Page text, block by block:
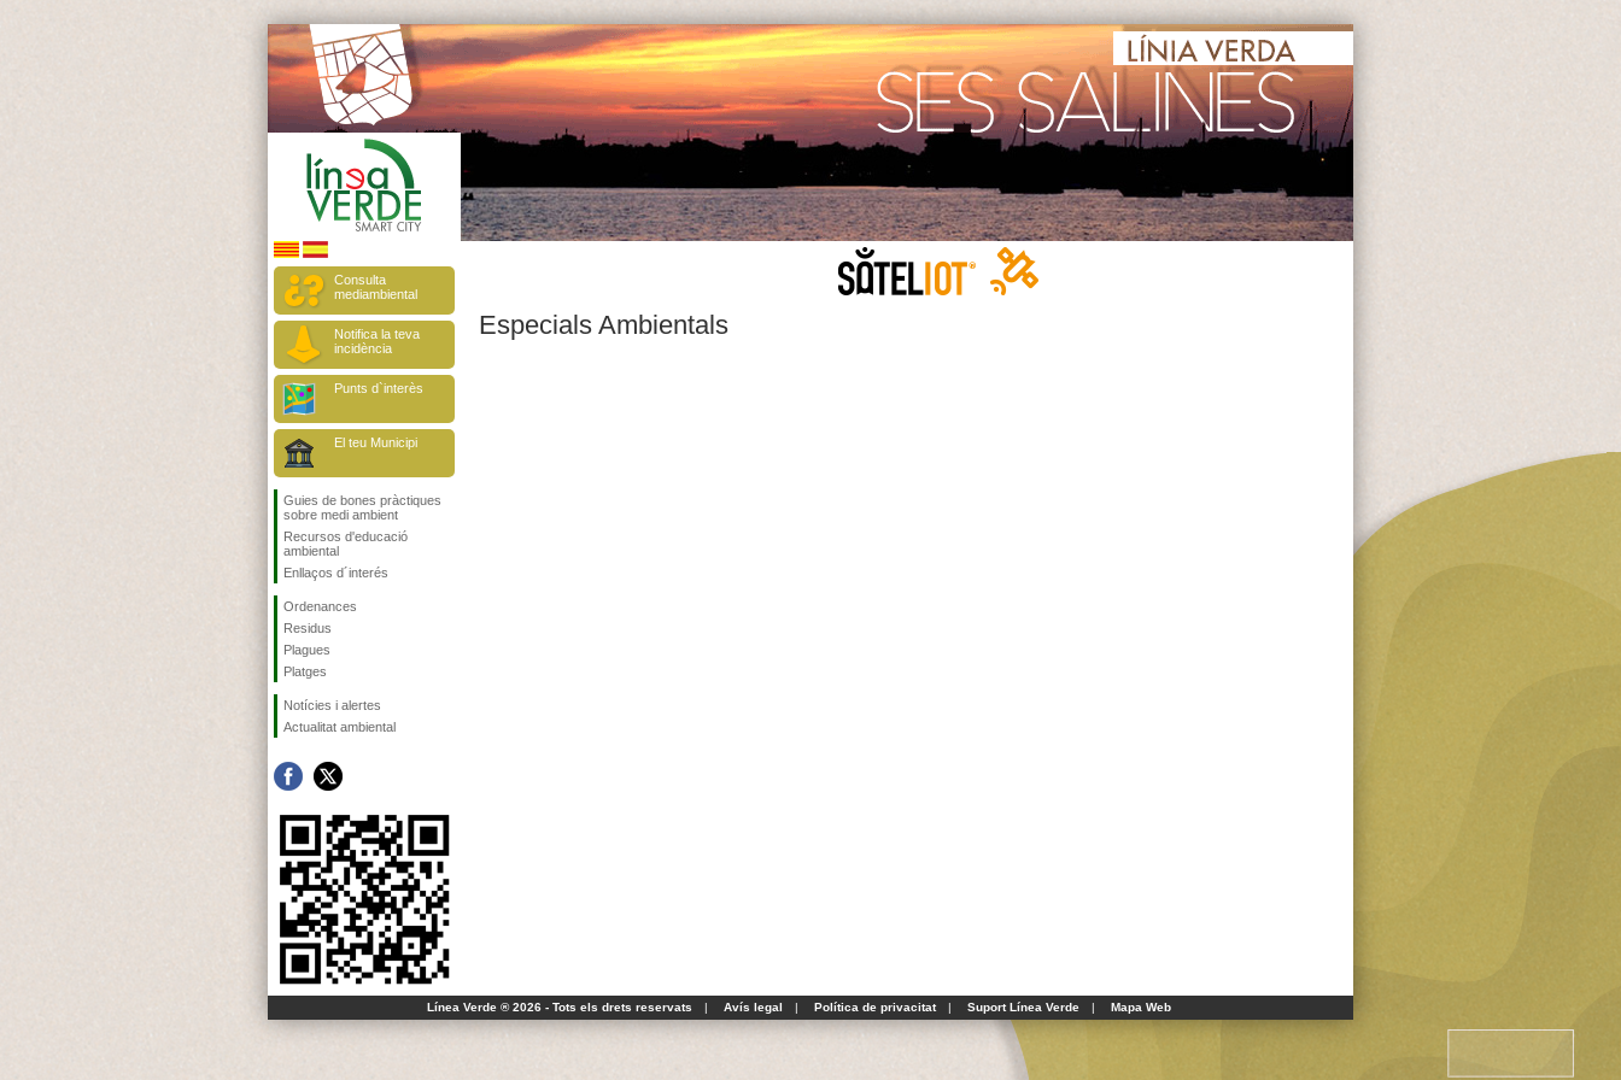
Consulta
mediambiental
Notifica la teva
incidència
Punts d`interès
El teu Municipi
Guies de bones pràctiques
sobre medi ambient
Recursos d'educació
ambiental
Enllaços d´interés
Ordenances
Residus
Plagues
Platges
Notícies i alertes
Actualitat ambiental
Especials Ambientals
Línea Verde ® 2026 - Tots els drets reservats | Avís legal | Política de privacitat | Suport Línea Verde | Mapa Web